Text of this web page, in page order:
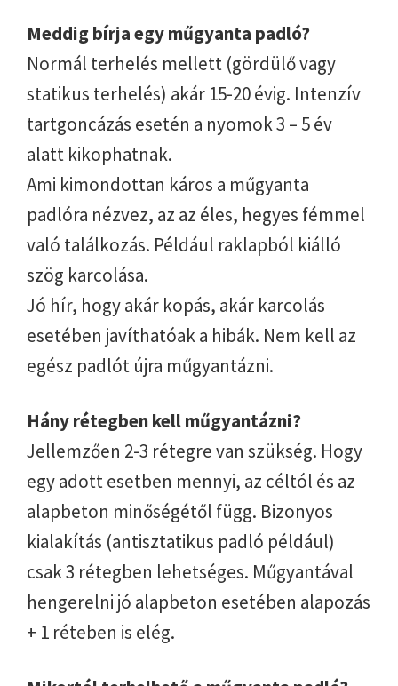
Meddig bírja egy műgyanta padló?
Normál terhelés mellett (gördülő vagy
statikus terhelés) akár 15-20 évig. Intenzív
tartgoncázás esetén a nyomok 3 – 5 év
alatt kikophatnak.
Ami kimondottan káros a műgyanta
padlóra nézvez, az az éles, hegyes fémmel
való találkozás. Például raklapból kiálló
szög karcolása.
Jó hír, hogy akár kopás, akár karcolás
esetében javíthatóak a hibák. Nem kell az
egész padlót újra műgyantázni.
Hány rétegben kell műgyantázni?
Jellemzően 2-3 rétegre van szükség. Hogy
egy adott esetben mennyi, az céltól és az
alapbeton minőségétől függ. Bizonyos
kialakítás (antisztatikus padló például)
csak 3 rétegben lehetséges. Műgyantával
hengerelni jó alapbeton esetében alapozás
+ 1 réteben is elég.